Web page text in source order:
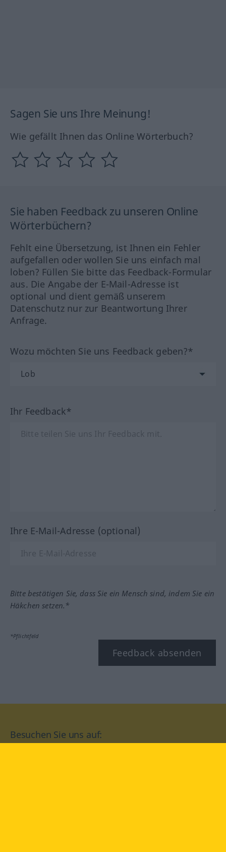
Sagen Sie uns Ihre Meinung!
Wie gefällt Ihnen das Online Wörterbuch?
Sie haben Feedback zu unseren Online
Wörterbüchern?
Fehlt eine Übersetzung, ist Ihnen ein Fehler
aufgefallen oder wollen Sie uns einfach mal
loben? Füllen Sie bitte das Feedback-Formular
aus. Die Angabe der E-Mail-Adresse ist
optional und dient gemäß unserem
Datenschutz nur zur Beantwortung Ihrer
Anfrage.
Wozu möchten Sie uns Feedback geben?*
Ihr Feedback*
Ihre E-Mail-Adresse (optional)
Bitte bestätigen Sie, dass Sie ein Mensch sind, indem Sie ein
Häkchen setzen.*
*Pflichtfeld
Feedback absenden
Besuchen Sie uns auf: